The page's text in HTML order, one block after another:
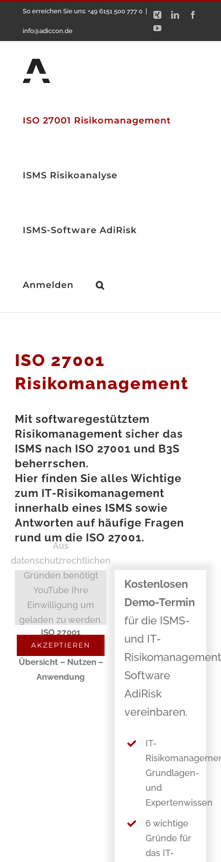
springen
So erreichen Sie uns: +49 6151 500 777 0
info@adiccon.de
Xing LinkedIn
YouTube
ISO 27001 Risikomanagement
ISMS Risikoanalyse
ISMS-Software AdiRisk
Anmelden
ISO 27001
Risikomanagement
Mit softwaregestütztem
Risikomanagement sicher das
ISMS nach ISO 27001 und B3S
beherrschen.
Hier finden Sie alles Wichtige
zum IT-Risikomanagement
innerhalb eines ISMS sowie
Antworten auf häufige Fragen
rund um die ISO 27001.
Aus
datenschutzrechtlichen
Gründen benötigt
YouTube Ihre
Einwilligung um
geladen zu werden.
AKZEPTIEREN
ISO27001
Risikomanagement –
Übersicht – Nutzen –
Anwendung
Kostenlosen
Demo-Termin
für die ISMS-
und IT-
Software
AdiRisk
vereinbaren.
IT-
Grundlagen-
und
Expertenwissen
6 wichtige
Gründe für
das IT-